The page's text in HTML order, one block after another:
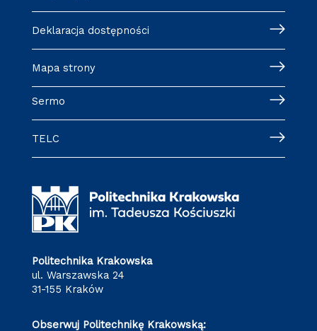
Deklaracja dostępności
Mapa strony
Sermo
TELC
Politechnika Krakowska
ul. Warszawska 24
31-155 Kraków
Obserwuj Politechnikę Krakowską: